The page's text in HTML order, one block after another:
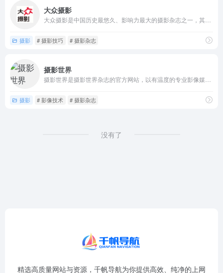
大众摄影
摄影 # 摄影技巧 # 摄影杂志
摄影世界
摄影 # 影像技术 # 摄影杂志
没有了
精选高质量网站与资源，千帆导航为你提供高效、纯净的上网